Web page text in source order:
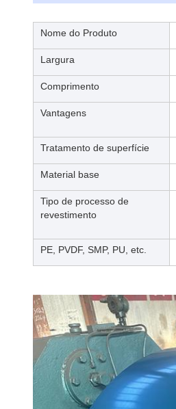
Nome do Produto
Largura
Comprimento
Vantagens
Tratamento de superfície
Material base
Tipo de processo de
revestimento
PE, PVDF, SMP, PU, etc.